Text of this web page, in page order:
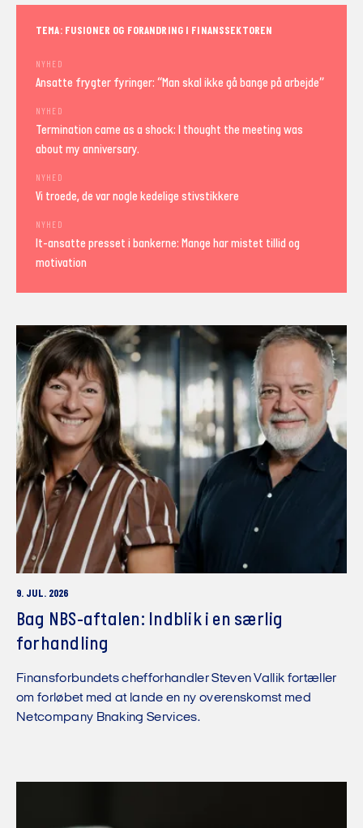
TEMA: FUSIONER OG FORANDRING I FINANSSEKTOREN
NYHED
Ansatte frygter fyringer: “Man skal ikke gå bange på arbejde”
NYHED
Termination came as a shock: I thought the meeting was
about my anniversary.
NYHED
Vi troede, de var nogle kedelige stivstikkere
NYHED
It-ansatte presset i bankerne: Mange har mistet tillid og
motivation
9. JUL. 2026
Bag NBS-aftalen: Indblik i en særlig
forhandling
Finansforbundets chefforhandler Steven Vallik fortæller
om forløbet med at lande en ny overenskomst med
Netcompany Bnaking Services.